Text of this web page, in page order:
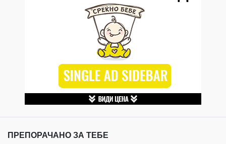
ПРЕПОРАЧАНО ЗА ТЕБЕ